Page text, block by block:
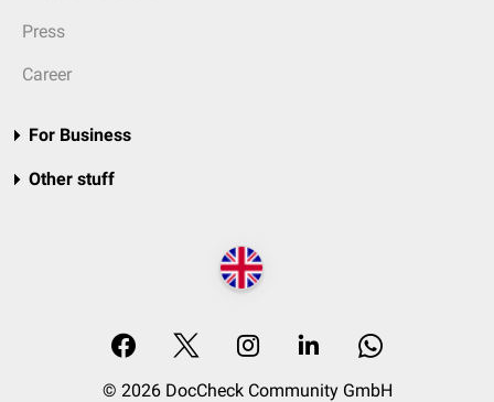
Press
Career
For Business
Other stuff
© 2026 DocCheck Community GmbH